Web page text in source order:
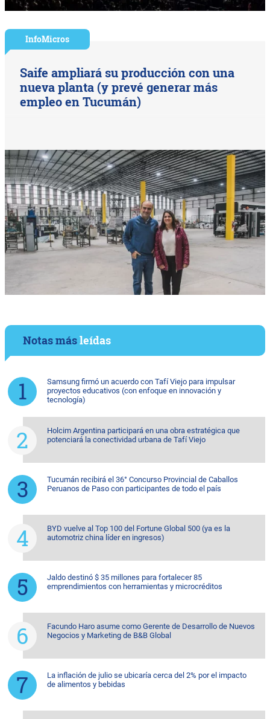
InfoMicros
Saife ampliará su producción con una
nueva planta (y prevé generar más
empleo en Tucumán)
Notas másleídas
Samsung firmó un acuerdo con Tafí Viejo para impulsar
proyectos educativos (con enfoque en innovación y
tecnología)
Holcim Argentina participará en una obra estratégica que
potenciará la conectividad urbana de Tafí Viejo
Tucumán recibirá el 36° Concurso Provincial de Caballos
Peruanos de Paso con participantes de todo el país
BYD vuelve al Top 100 del Fortune Global 500 (ya es la
automotriz china líder en ingresos)
Jaldo destinó $ 35 millones para fortalecer 85
emprendimientos con herramientas y microcréditos
Facundo Haro asume como Gerente de Desarrollo de Nuevos
Negocios y Marketing de B&B Global
La inflación de julio se ubicaría cerca del 2% por el impacto
de alimentos y bebidas